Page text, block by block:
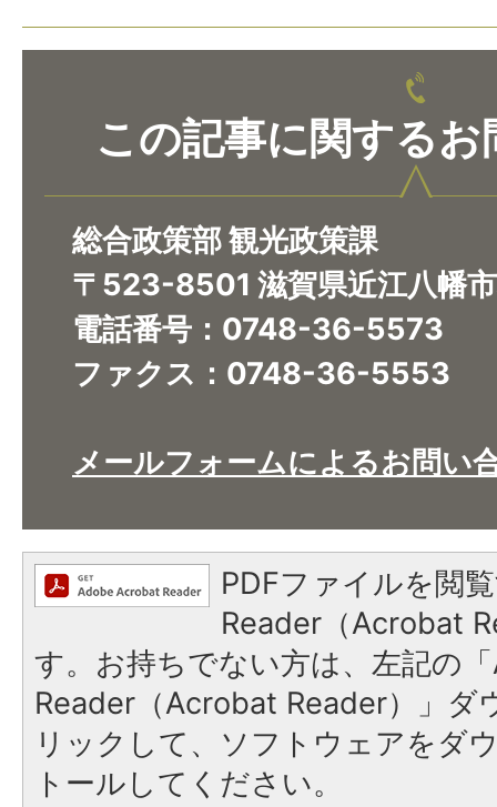
この記事に関するお
総合政策部 観光政策課
〒523-8501 滋賀県近江八幡
電話番号：0748-36-5573
ファクス：0748-36-5553
メールフォームによるお問い
PDFファイルを閲
Reader（Acrobat
す。お持ちでない方は、左記の
Reader（Acrobat Reader）」ダ
リックして、ソフトウェアをダ
トールしてください。